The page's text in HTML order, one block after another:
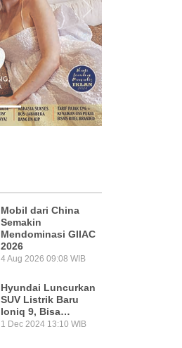
Next
Mobil dari China
Semakin
Mendominasi GIIAC
2026
4 Aug 2026 09:08 WIB
Hyundai Luncurkan
SUV Listrik Baru
Ioniq 9, Bisa…
1 Dec 2024 13:10 WIB